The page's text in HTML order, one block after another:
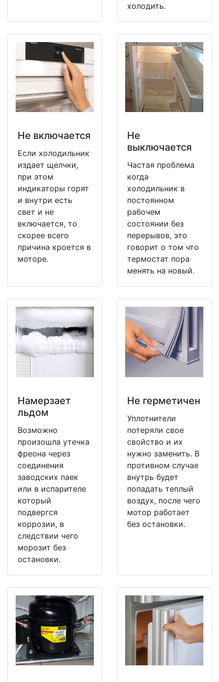
холодить.
Не включается
Если холодильник
издает щелчки,
при этом
индикаторы горят
и внутри есть
свет и не
включается, то
скорее всего
причина кроется в
моторе.
Не
выключается
Частая проблема
когда
холодильник в
постоянном
рабочем
состоянии без
перерывов, это
говорит о том что
термостат пора
менять на новый.
Намерзает
льдом
Возможно
произошла утечка
фреона через
соединения
заводских паек
или в испарителе
который
подвергся
коррозии, в
следствии чего
морозит без
остановки.
Не герметичен
Уплотнители
потеряли свое
свойство и их
нужно заменить. В
противном случае
внутрь будет
попадать теплый
воздух, после чего
мотор работает
без остановки.